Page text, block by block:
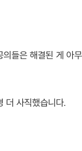
들은 해결된 게 아
더 사직했습니다.